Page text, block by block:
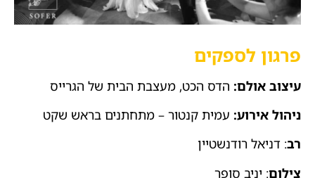
פרגון לספקים
עיצוב אולם: הדס הכט, מעצבת הבית של הגרייס
ניהול אירוע: עמית קנטור – מתחתנים בראש שקט
רב: דניאל רודנשטיין
צילום: יניב סופר